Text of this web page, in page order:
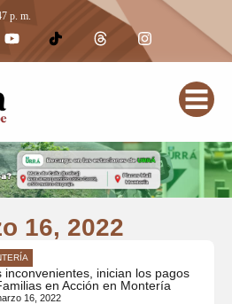
p. m.
16, 2022
inconvenientes, inician los pagos
en Acción en Montería
16, 2022